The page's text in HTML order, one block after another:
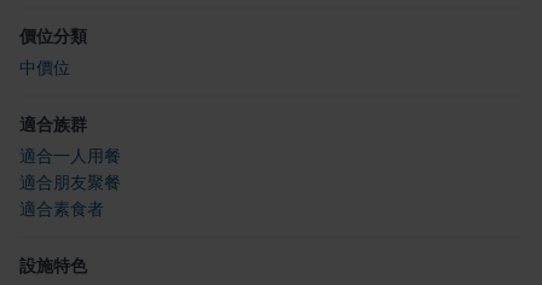
價位分類
中價位
適合族群
適合一人用餐
適合朋友聚餐
適合素食者
設施特色